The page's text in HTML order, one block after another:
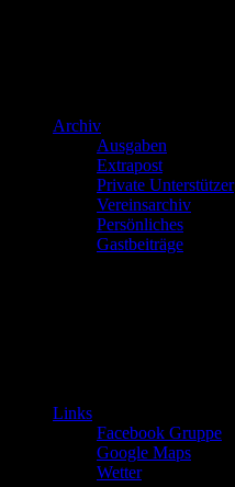
Archiv
Ausgaben
Extrapost
Private Unterstützer
Vereinsarchiv
Persönliches
Gastbeiträge
Links
Facebook Gruppe
Google Maps
Wetter